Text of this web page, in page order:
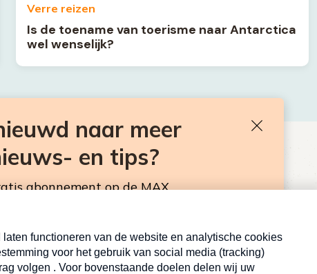
Verre reizen
Is de toename van toerisme naar Antarctica
wel wenselijk?
BEN JE BENIEUWD NAAR MEER
VAKANTIENIEUWS- EN TIPS?
de mailbox.
E-
naar meer
en tips?
abonnement op de MAX
Inschrijven